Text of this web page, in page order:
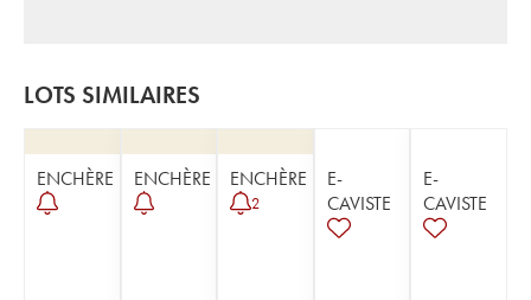
LOTS SIMILAIRES
ENCHÈRE ENCHÈRE ENCHÈRE
2
E-
CAVISTE
E-
CAVISTE